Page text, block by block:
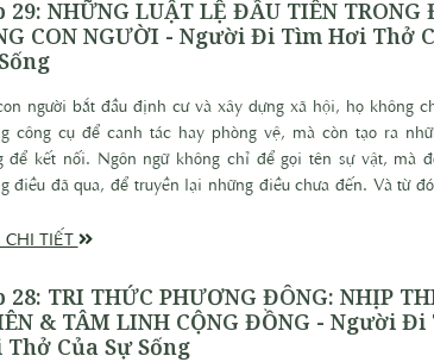
29: NHỮNG LUẬT LỆ ĐẦU TIÊN TRONG
CON NGƯỜI - Người Đi Tìm Hơi Thở
người bắt đầu định cư và xây dựng xã hội, họ không
công cụ để canh tác hay phòng vệ, mà còn tạo ra
để kết nối. Ngôn ngữ không chỉ để gọi tên sự vật, mà
điều đã qua, để truyền lại những điều chưa đến. Và từ
ức, để định hình niềm tin, để tạo nên bản sắc.
CHI TIẾT
28: TRI THỨC PHƯƠNG ĐÔNG: NHỊP
& TÂM LINH CỘNG ĐỒNG - Người Đi
Của Sự Sống